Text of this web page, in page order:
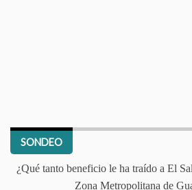
SONDEO
¿Qué tanto beneficio le ha traído a El
Zona Metropolitana de